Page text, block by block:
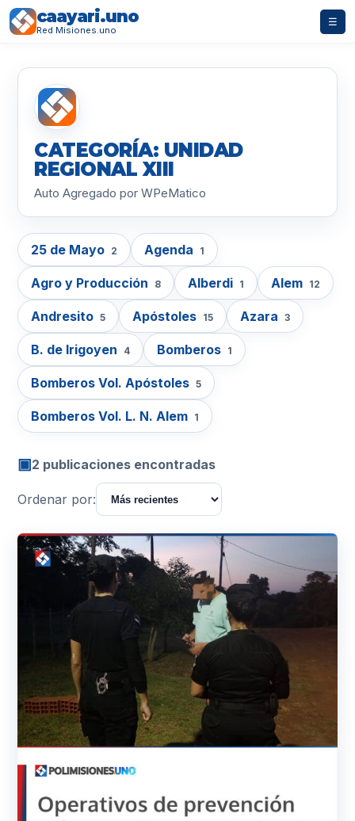
caayari.uno
Red Misiones.uno
☰
CATEGORÍA: UNIDAD
REGIONAL XIII
Auto Agregado por WPeMatico
25 de Mayo 2 Agenda 1
Agro y Producción 8 Alberdi 1 Alem 12
Andresito 5 Apóstoles 15 Azara 3
B. de Irigoyen 4 Bomberos 1
Bomberos Vol. Apóstoles 5
Bomberos Vol. L. N. Alem 1
▣2 publicaciones encontradas
Ordenar por: